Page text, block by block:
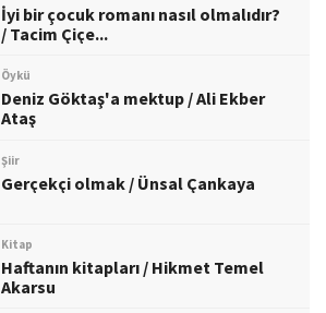
İyi bir çocuk romanı nasıl olmalıdır?
/ Tacim Çiçe...
Öykü
Deniz Göktaş'a mektup / Ali Ekber
Ataş
Şiir
Gerçekçi olmak / Ünsal Çankaya
Kitap
Haftanın kitapları / Hikmet Temel
Akarsu